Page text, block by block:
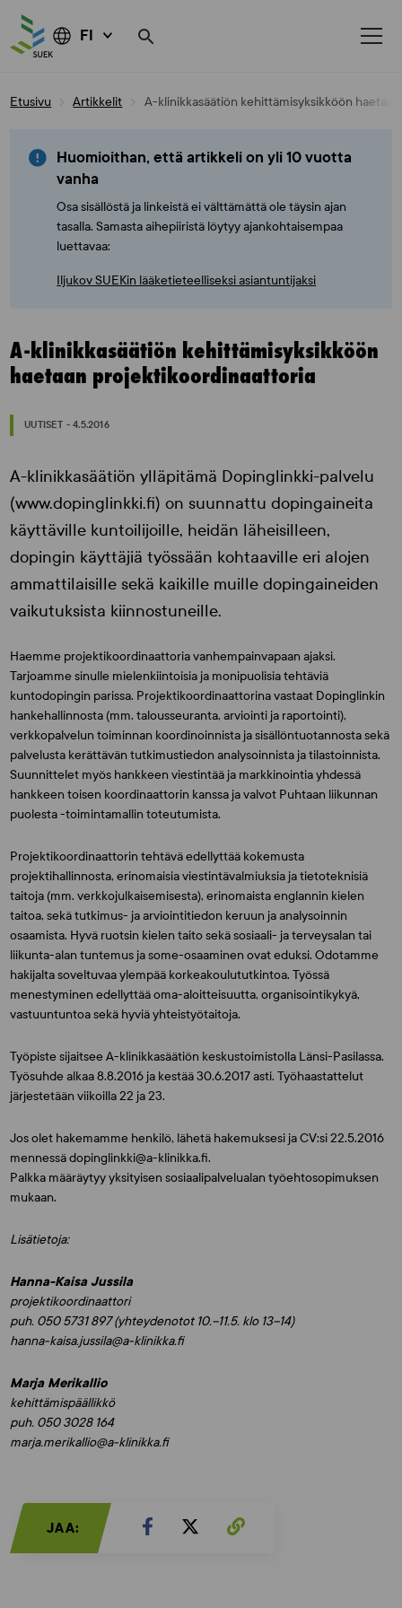
FI
Etusivu Artikkelit A-klinikkasäätiön kehittämisyksikköön
Huomioithan, että artikkeli on yli 10 vuotta
vanha
Osa sisällöstä ja linkeistä ei välttämättä ole täysin ajan
tasalla. Samasta aihepiiristä löytyy ajankohtaisempaa
luettavaa:
Iljukov SUEKin lääketieteelliseksi asiantuntijaksi
A-klinikkasäätiön kehittämisyksikköön
haetaan projektikoordinaattoria
UUTISET - 4.5.2016
A-klinikkasäätiön ylläpitämä Dopinglinkki-palvelu
(www.dopinglinkki.fi) on suunnattu dopingaineita
käyttäville kuntoilijoille, heidän läheisilleen,
dopingin käyttäjiä työssään kohtaaville eri alojen
ammattilaisille sekä kaikille muille dopingaineiden
vaikutuksista kiinnostuneille.
Haemme projektikoordinaattoria vanhempainvapaan ajaksi.
Tarjoamme sinulle mielenkiintoisia ja monipuolisia tehtäviä
kuntodopingin parissa. Projektikoordinaattorina vastaat Dopinglinkin
hankehallinnosta (mm. talousseuranta, arviointi ja raportointi),
verkkopalvelun toiminnan koordinoinnista ja sisällöntuotannosta sekä
palvelusta kerättävän tutkimustiedon analysoinnista ja tilastoinnista.
Suunnittelet myös hankkeen viestintää ja markkinointia yhdessä
hankkeen toisen koordinaattorin kanssa ja valvot Puhtaan liikunnan
puolesta -toimintamallin toteutumista.
Projektikoordinaattorin tehtävä edellyttää kokemusta
projektihallinnosta, erinomaisia viestintävalmiuksia ja tietoteknisiä
taitoja (mm. verkkojulkaisemisesta), erinomaista englannin kielen
taitoa, sekä tutkimus- ja arviointitiedon keruun ja analysoinnin
osaamista. Hyvä ruotsin kielen taito sekä sosiaali- ja terveysalan tai
liikunta-alan tuntemus ja some-osaaminen ovat eduksi. Odotamme
hakijalta soveltuvaa ylempää korkeakoulututkintoa. Työssä
menestyminen edellyttää oma-aloitteisuutta, organisointikykyä,
vastuuntuntoa sekä hyviä yhteistyötaitoja.
Työpiste sijaitsee A-klinikkasäätiön keskustoimistolla Länsi-Pasilassa.
Työsuhde alkaa 8.8.2016 ja kestää 30.6.2017 asti. Työhaastattelut
järjestetään viikoilla 22 ja 23.
Jos olet hakemamme henkilö, lähetä hakemuksesi ja CV:si 22.5.2016
mennessä dopinglinkki@a-klinikka.fi.
Palkka määräytyy yksityisen sosiaalipalvelualan työehtosopimuksen
mukaan.
Lisätietoja:
Hanna-Kaisa Jussila
projektikoordinaattori
puh. 050 5731 897 (yhteydenotot 10.–11.5. klo 13–14)
hanna-kaisa.jussila@a-klinikka.fi
Marja Merikallio
kehittämispäällikkö
puh. 050 3028 164
marja.merikallio@a-klinikka.fi
JAA: